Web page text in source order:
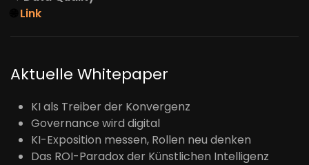
Link
Aktuelle Whitepaper
KI als Treiber der Konvergenz
Governance wird digital
KI-Exposition messen, Rollen neu denken
Das ROI-Paradox der Künstlichen Intelligenz